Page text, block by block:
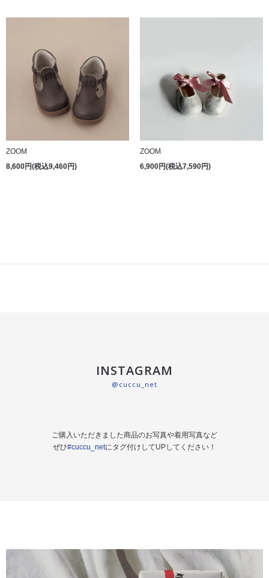
ZOOM
8,600円(税込9,460円)
ZOOM
6,900円(税込7,590円)
INSTAGRAM
@cuccu_net
ご購入いただきました商品のお写真や着用写真など
ぜひ#cuccu_netにタグ付けしてUPしてください！